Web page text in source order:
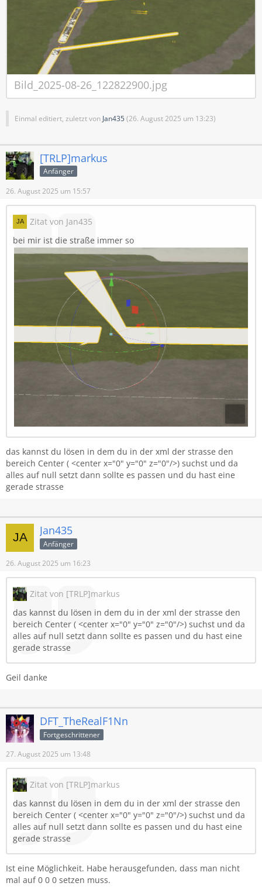
Bild_2025-08-26_122822900.jpg
Einmal editiert, zuletzt von Jan435(26. August 2025 um 13:23)
[TRLP]markus
Anfänger
26. August 2025 um 15:57
Zitat von Jan435
bei mir ist die straße immer so
das kannst du lösen in dem du in der xml der strasse den
bereich Center ( <center x="0" y="0" z="0"/>) suchst und da
alles auf null setzt dann sollte es passen und du hast eine
gerade strasse
Jan435
Anfänger
26. August 2025 um 16:23
Zitat von [TRLP]markus
das kannst du lösen in dem du in der xml der strasse den
bereich Center ( <center x="0" y="0" z="0"/>) suchst und da
alles auf null setzt dann sollte es passen und du hast eine
gerade strasse
Geil danke
DFT_TheRealF1Nn
Fortgeschrittener
27. August 2025 um 13:48
Zitat von [TRLP]markus
das kannst du lösen in dem du in der xml der strasse den
bereich Center ( <center x="0" y="0" z="0"/>) suchst und da
alles auf null setzt dann sollte es passen und du hast eine
gerade strasse
Ist eine Möglichkeit. Habe herausgefunden, dass man nicht
mal auf 0 0 0 setzen muss.